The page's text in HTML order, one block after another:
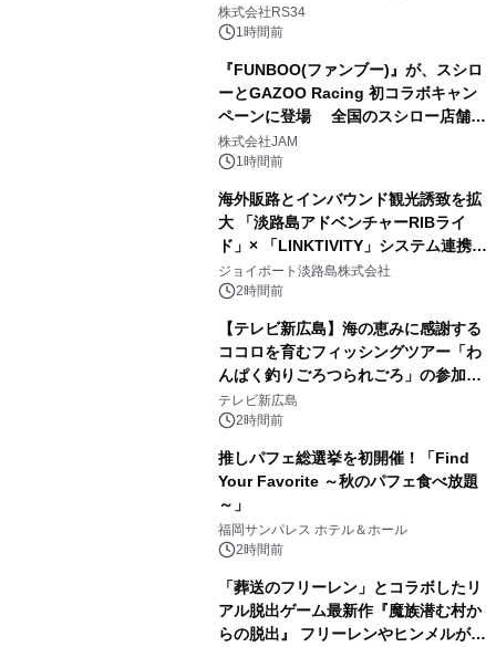
開始
株式会社RS34
1時間前
『FUNBOO(ファンブー)』が、スシロ
ーとGAZOO Racing 初コラボキャン
ペーンに登場 全国のスシロー店舗で
GR 4車種の FUNBOO(ミニカー)付き
メニューが展開されます
株式会社JAM
1時間前
海外販路とインバウンド観光誘致を拡
大 「淡路島アドベンチャーRIBライ
ド」× 「LINKTIVITY」システム連携を
開始！
ジョイポート淡路島株式会社
2時間前
【テレビ新広島】海の恵みに感謝する
ココロを育むフィッシングツアー「わ
んぱく釣りごろつられごろ」の参加小
学生を募集
テレビ新広島
2時間前
推しパフェ総選挙を初開催！「Find
Your Favorite ～秋のパフェ食べ放題
～」
福岡サンパレス ホテル＆ホール
2時間前
「葬送のフリーレン」とコラボしたリ
アル脱出ゲーム最新作『魔族潜む村か
らの脱出』 フリーレンやヒンメルが武